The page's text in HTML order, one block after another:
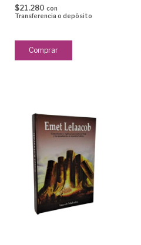
$21.280 con
Transferencia o depósito